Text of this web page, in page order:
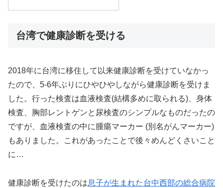
台湾で健康診断を受ける
2018年に台湾に移住して以来健康診断を受けていなかっ
たので、5-6年ぶりにひやひやしながら健康診断を受けま
した。行った検査は血液検査(結構多めに取られる)、身体
検査、胸部レントゲンと尿検査のシンプルなものだったの
ですが、血液検査の中に腫瘍マーカー (別名がんマーカー)
もありました。これがあったことで後々めんどくさいこと
に…
健康診断を受けたのは息子が生まれた台中西部の総合病院